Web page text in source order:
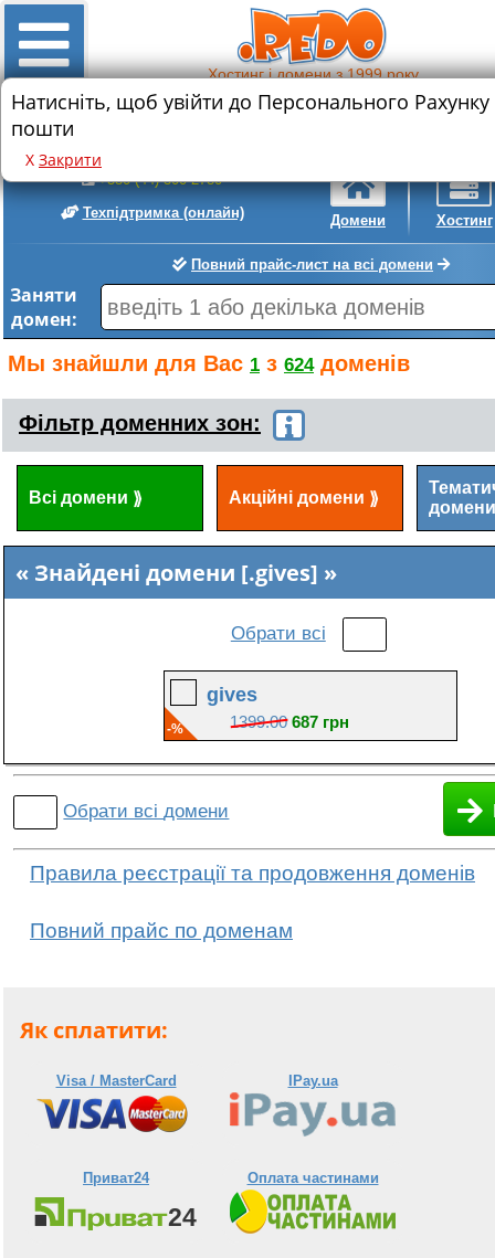
Хостинг і домени з 1999 року
Знижка на реєстрацію нового домену
+380 (44) 300-2780
Техпідтримка (онлайн) Домени Хостинг
Повний прайс-лист на всі домени
Заняти
домен:
Натисніть, щоб увійти до Персонального
пошти
Х Закрити
Мы знайшли для Вас 1 з 624доменів
Фільтр доменних зон:
Всі домени ⟫ Акційні домени ⟫
домени
Знайдені домени [.gives]
Обрати всі
-%
gives
1399.00 687 грн
Обрати всідомени
Правила реєстрації та продовження доменів
Повний прайс по доменам
Як сплатити:
Visa / MasterCard IPay.ua
Приват24 Оплата частинами